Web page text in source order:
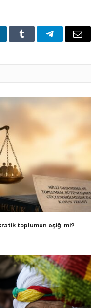
Tumblr TelegramEmail
toplumun eşiği mi?